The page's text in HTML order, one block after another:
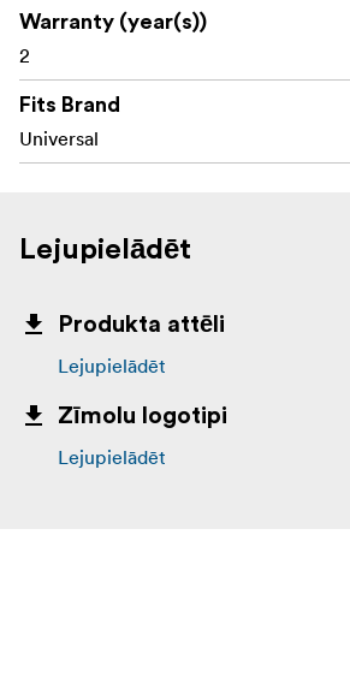
skrūve)
1 x rīcības kameras adapteris
Warranty (year(s))
2
Fits Brand
Universal
Lejupielādēt
Produkta attēli
Lejupielādēt
Zīmolu logotipi
Lejupielādēt